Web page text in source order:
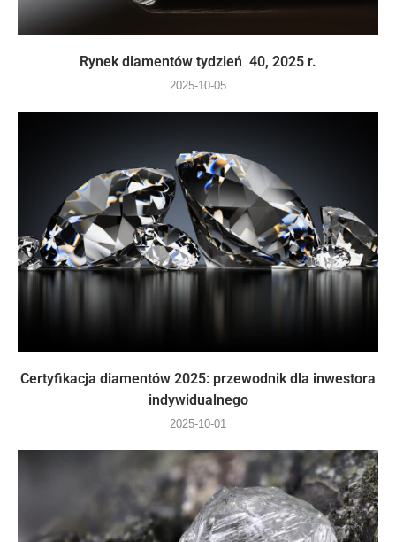
Rynek diamentów tydzień 40, 2025 r.
2025-10-05
Certyfikacja diamentów 2025: przewodnik dla inwestora
indywidualnego
2025-10-01